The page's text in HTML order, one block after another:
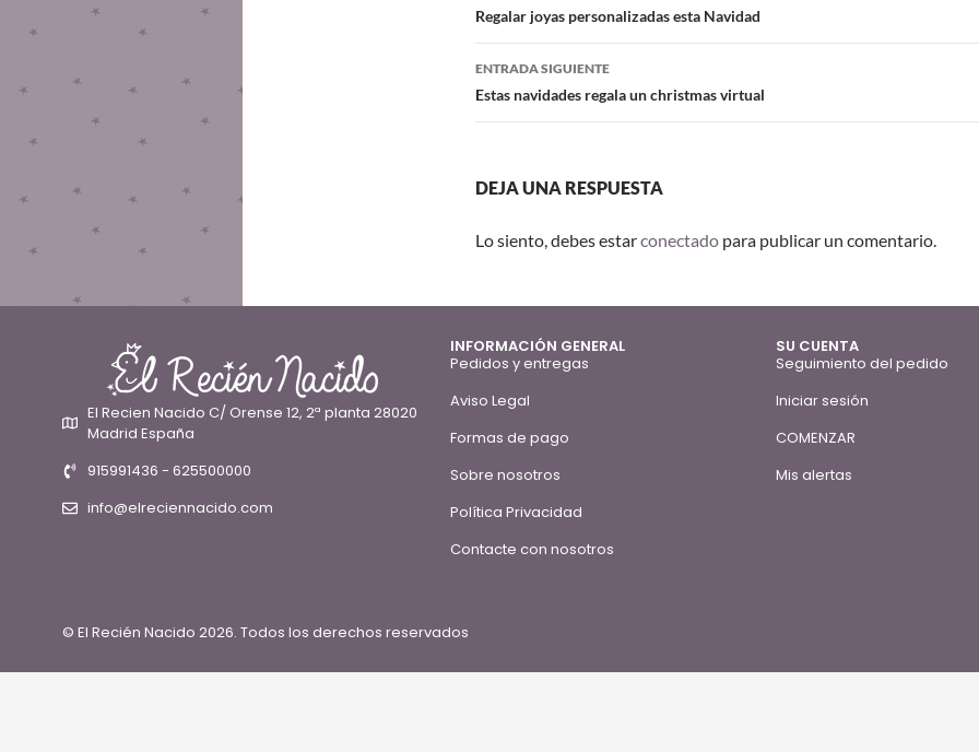
Regalar joyas personalizadas esta Navidad
ENTRADA SIGUIENTE
Estas navidades regala un christmas virtual
DEJA UNA RESPUESTA
Lo siento, debes estarconectado para publicar un comentario.
El Recien Nacido C/ Orense 12, 2ª planta 28020
Madrid España
915991436 - 625500000
info@elreciennacido.com
INFORMACIÓN GENERAL
Pedidos y entregas
Aviso Legal
Formas de pago
Sobre nosotros
Política Privacidad
Contacte con nosotros
SU CUENTA
Seguimiento del pedido
Iniciar sesión
COMENZAR
Mis alertas
© El Recién Nacido 2026. Todos los derechos reservados